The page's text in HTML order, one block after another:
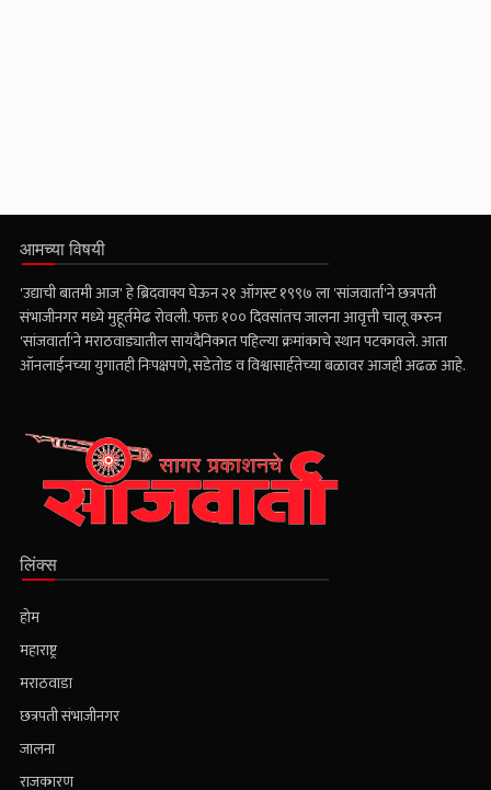
आमच्या विषयी
'उद्याची बातमी आज' हे ब्रिदवाक्य घेऊन २१ ऑगस्ट १९९७ ला 'सांजवार्ता'ने छत्रपती
संभाजीनगर मध्ये मुहूर्तमेढ रोवली. फक्त १०० दिवसांतच जालना आवृत्ती चालू करुन
'सांजवार्ता'ने मराठवाड्यातील सायंदैनिकात पहिल्या क्रमांकाचे स्थान पटकावले. आता
ऑनलाईनच्या युगातही निःपक्षपणे, सडेतोड व विश्वासार्हतेच्या बळावर आजही अढळ आहे.
लिंक्स
होम
महाराष्ट्र
मराठवाडा
छत्रपती संभाजीनगर
जालना
राजकारण